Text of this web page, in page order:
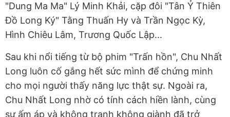
"Dung Ma Ma" Lý Minh Khải, cặp đôi "Tân Ỷ Thiên
Đồ Long Ký" Tằng Thuấn Hy và Trần Ngọc Kỳ,
Hình Chiêu Lâm, Trương Quốc Lập...
Sau khi nổi tiếng từ bộ phim "Trấn hồn", Chu Nhất
Long luôn cố gắng hết sức mình để chứng minh
cho mọi người thấy năng lực thật sự. Ngoài ra,
Chu Nhất Long nhờ có tính cách hiền lành, cùng
sự ấm áp và không tranh không giành đã trở